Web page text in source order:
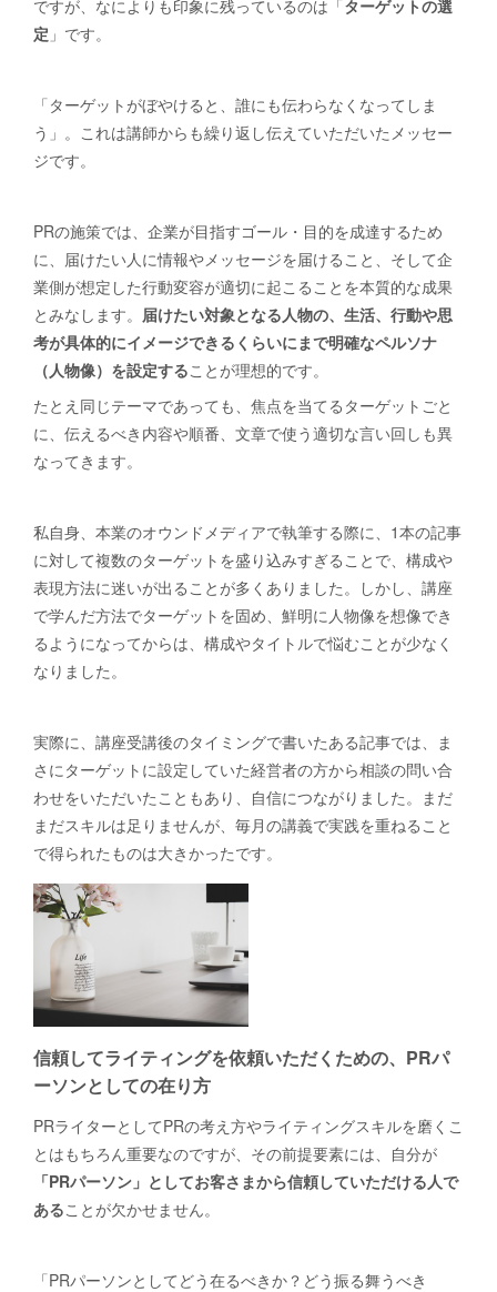
ですが、なによりも印象に残っているのは「 ターゲットの選
定 」です。
「ターゲットがぼやけると、誰にも伝わらなくなってしま
う」。これは講師からも繰り返し伝えていただいたメッセー
ジです。
PRの施策では、企業が目指すゴール・目的を成達するため
に、届けたい人に情報やメッセージを届けること、そして企
業側が想定した行動変容が適切に起こることを本質的な成果
とみなします。 届けたい対象となる人物の、生活、行動や思
考が具体的にイメージできるくらいにまで明確なペルソナ
（人物像）を設定することが理想的です。
たとえ同じテーマであっても、焦点を当てるターゲットごと
に、伝えるべき内容や順番、文章で使う適切な言い回しも異
なってきます。
私自身、本業のオウンドメディアで執筆する際に、1本の記事
に対して複数のターゲットを盛り込みすぎることで、構成や
表現方法に迷いが出ることが多くありました。しかし、講座
で学んだ方法でターゲットを固め、鮮明に人物像を想像でき
るようになってからは、構成やタイトルで悩むことが少なく
なりました。
実際に、講座受講後のタイミングで書いたある記事では、ま
さにターゲットに設定していた経営者の方から相談の問い合
わせをいただいたこともあり、自信につながりました。まだ
まだスキルは足りませんが、毎月の講義で実践を重ねること
で得られたものは大きかったです。
信頼してライティングを依頼いただくための、PRパ
ーソンとしての在り方
PRライターとしてPRの考え方やライティングスキルを磨くこ
とはもちろん重要なのですが、その前提要素には、自分が
「PRパーソン」としてお客さまから信頼していただける人で
あることが欠かせません。
「PRパーソンとしてどう在るべきか？どう振る舞うべき